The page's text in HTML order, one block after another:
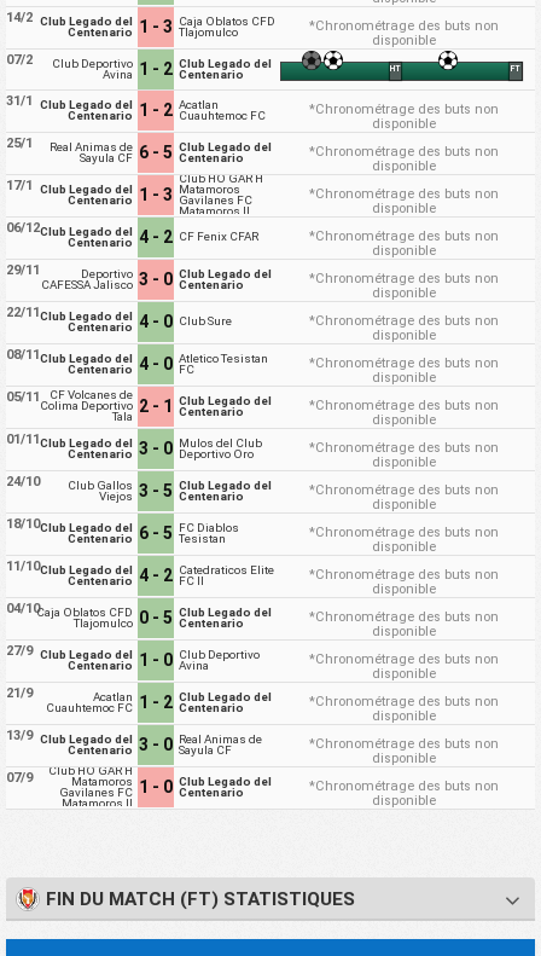
14/2 Club Legado del
Centenario
1 - 3
Caja Oblatos CFD
Tlajomulco
*Chronométrage des buts non
disponible
07/2
Club Deportivo
Avina
1 - 2 Club Legado del
Centenario
HT FT
31/1
Club Legado del
Centenario
1 - 2 Acatlan
Cuauhtemoc FC
*Chronométrage des buts non
disponible
25/1
Real Animas de
Sayula CF 6 - 5 Club Legado del
Centenario
*Chronométrage des buts non
disponible
17/1
Club Legado del
Centenario
1 - 3
Club HO GAR H
Matamoros
Gavilanes FC
Matamoros II
*Chronométrage des buts non
disponible
06/12Club Legado del
Centenario
4 - 2 CF Fenix CFAR
*Chronométrage des buts non
disponible
29/11
Deportivo
CAFESSA Jalisco 3 - 0 Club Legado del
Centenario
*Chronométrage des buts non
disponible
22/11Club Legado del
Centenario
4 - 0 Club Sure
*Chronométrage des buts non
disponible
08/11Club Legado del
Centenario
4 - 0 Atletico Tesistan
FC
*Chronométrage des buts non
disponible
05/11
CF Volcanes de
Colima Deportivo
Tala
2 - 1
Club Legado del
Centenario
*Chronométrage des buts non
disponible
01/11Club Legado del
Centenario 3 - 0 Mulos del Club
Deportivo Oro
*Chronométrage des buts non
disponible
24/10
Club Gallos
Viejos 3 - 5 Club Legado del
Centenario
*Chronométrage des buts non
disponible
18/10Club Legado del
Centenario
6 - 5
FC Diablos
Tesistan
*Chronométrage des buts non
disponible
11/10Club Legado del
Centenario
4 - 2 Catedraticos Elite
FC II
*Chronométrage des buts non
disponible
04/10Caja Oblatos CFD
Tlajomulco 0 - 5 Club Legado del
Centenario
*Chronométrage des buts non
disponible
27/9 Club Legado del
Centenario
1 - 0 Club Deportivo
Avina
*Chronométrage des buts non
disponible
21/9
Acatlan
Cuauhtemoc FC 1 - 2 Club Legado del
Centenario
*Chronométrage des buts non
disponible
13/9 Club Legado del
Centenario 3 - 0 Real Animas de
Sayula CF
*Chronométrage des buts non
disponible
07/9
Club HO GAR H
Matamoros
Gavilanes FC
Matamoros II
1 - 0 Club Legado del
Centenario
*Chronométrage des buts non
disponible
FIN DU MATCH (FT) STATISTIQUES